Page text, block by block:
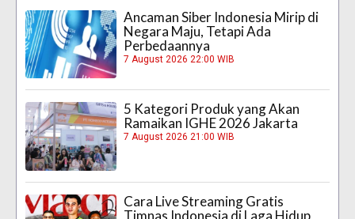
Ancaman Siber Indonesia Mirip di
Negara Maju, Tetapi Ada
Perbedaannya
7 August 2026 22:00 WIB
5 Kategori Produk yang Akan
Ramaikan IGHE 2026 Jakarta
7 August 2026 21:00 WIB
Cara Live Streaming Gratis
Timnas Indonesia di Laga Hidup